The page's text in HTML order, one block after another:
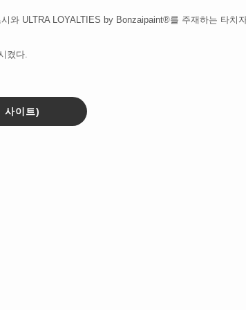
와 ULTRA LOYALTIES by Bonzaipaint®를 주재하는 타치
켰다.
사이트)